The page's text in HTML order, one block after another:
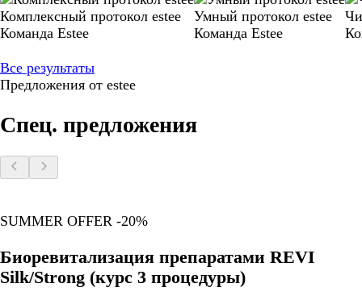
Комплексный протокол estee
Команда Estee
Умный протокол estee
Команда Estee
Все результаты
Предложения от estee
Спец. предложения
SUMMER OFFER -20%
Биоревитализация препаратами REVI
Silk/Strong (курс 3 процедуры)